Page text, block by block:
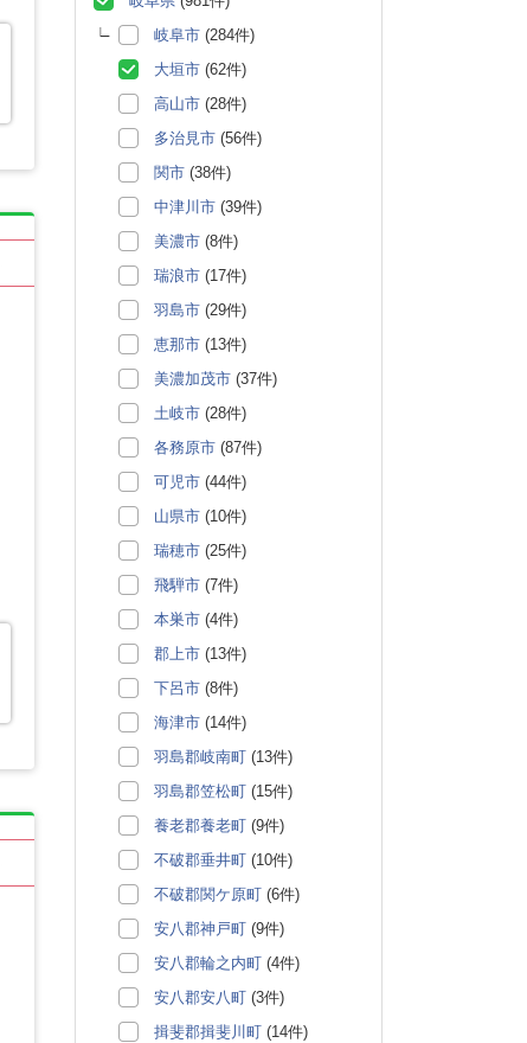
岐阜市 (284件)
大垣市 (62件)
高山市 (28件)
多治見市 (56件)
関市 (38件)
中津川市 (39件)
美濃市 (8件)
瑞浪市 (17件)
羽島市 (29件)
恵那市 (13件)
美濃加茂市 (37件)
土岐市 (28件)
各務原市 (87件)
可児市 (44件)
山県市 (10件)
瑞穂市 (25件)
飛騨市 (7件)
本巣市 (4件)
郡上市 (13件)
下呂市 (8件)
海津市 (14件)
羽島郡岐南町 (13件)
羽島郡笠松町 (15件)
養老郡養老町 (9件)
不破郡垂井町 (10件)
不破郡関ケ原町 (6件)
安八郡神戸町 (9件)
安八郡輪之内町 (4件)
安八郡安八町 (3件)
揖斐郡揖斐川町 (14件)